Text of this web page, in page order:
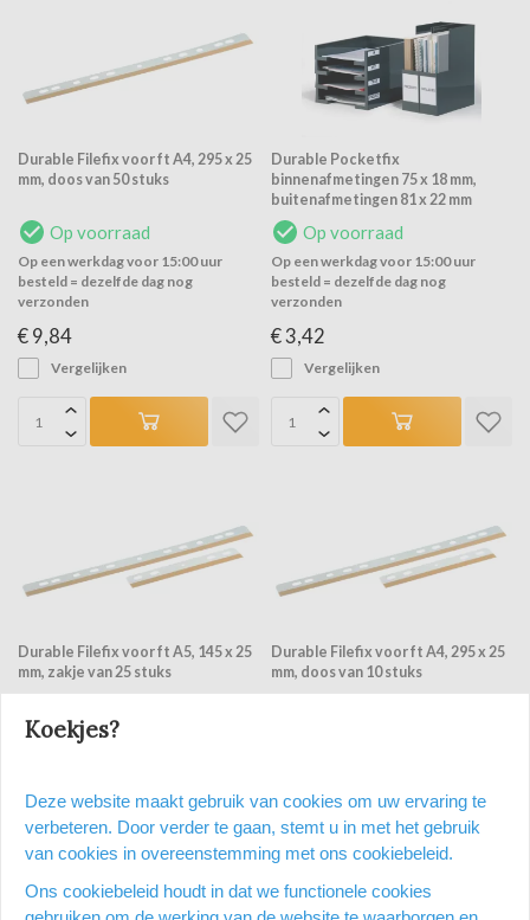
Durable Filefix voor ft A4, 295 x 25
mm, doos van 50 stuks
Op voorraad
Op een werkdag voor 15:00 uur
besteld = dezelfde dag nog
verzonden
€ 9,84
Vergelijken
Durable Pocketfix
binnenafmetingen 75 x 18 mm,
buitenafmetingen 81 x 22 mm
Op voorraad
Op een werkdag voor 15:00 uur
besteld = dezelfde dag nog
verzonden
€ 3,42
Vergelijken
Durable Filefix voor ft A5, 145 x 25
mm, zakje van 25 stuks
Op een werkdag voor 15:00 uur
€ 3,59
Durable Filefix voor ft A4, 295 x 25
mm, doos van 10 stuks
€ 4,63
Koekjes?
Deze website maakt gebruik van cookies om uw ervaring te
verbeteren. Door verder te gaan, stemt u in met het gebruik
van cookies in overeenstemming met ons cookiebeleid.
Ons cookiebeleid houdt in dat we functionele cookies